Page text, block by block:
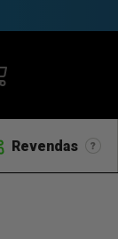
Revendas